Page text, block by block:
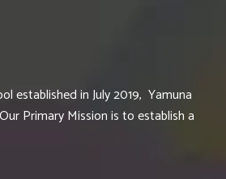
established in July 2019, Yamuna
Primary Mission is to establish a